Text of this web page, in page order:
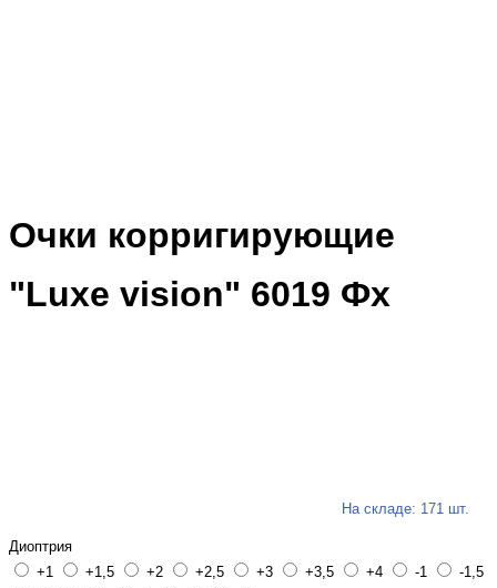
Очки корригирующие
"Luxe vision" 6019 Фх
На складе: 171 шт.
Диоптрия
+1
+1,5 +2 +2,5 +3 +3,5 +4 -1
-1,5